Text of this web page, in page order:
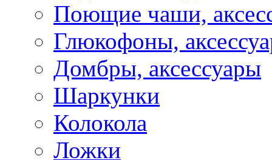
Поющие чаши,
Глюкофоны,
Домбры, аксессуары
Шаркунки
Колокола
Ложки